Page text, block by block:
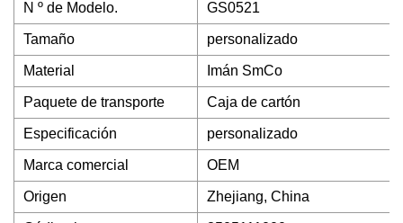
N º de Modelo. GS0521
Tamaño personalizado
Material Imán SmCo
Paquete de transporte Caja de cartón
Especificación personalizado
Marca comercial OEM
Origen Zhejiang, China